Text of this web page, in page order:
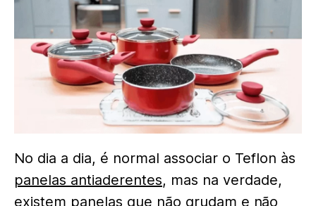
No dia a dia, é normal associar o Teflon às
panelas antiaderentes, mas na verdade,
existem panelas que não grudam e não